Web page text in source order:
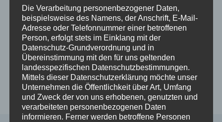
Beitragsnavigation
ZURÜCK
Die Blaue Stille –
Roman – Buchlesung
in Hallbergmoos am
12.4.26
WEITER
Der Fall Hartnagel –
Krimi über Gewalt in
einem
Verschickungsheim
Die Verarbeitung personenbezogener Daten,
beispielsweise des Namens, der Anschrift, E-Mail-
Adresse oder Telefonnummer einer betroffenen
Person, erfolgt stets im Einklang mit der
Datenschutz-Grundverordnung und in
Übereinstimmung mit den für uns geltenden
landesspezifischen Datenschutzbestimmungen.
Mittels dieser Datenschutzerklärung möchte unser
Unternehmen die Öffentlichkeit über Art, Umfang
und Zweck der von uns erhobenen, genutzten und
verarbeiteten personenbezogenen Daten
informieren. Ferner werden betroffene Personen